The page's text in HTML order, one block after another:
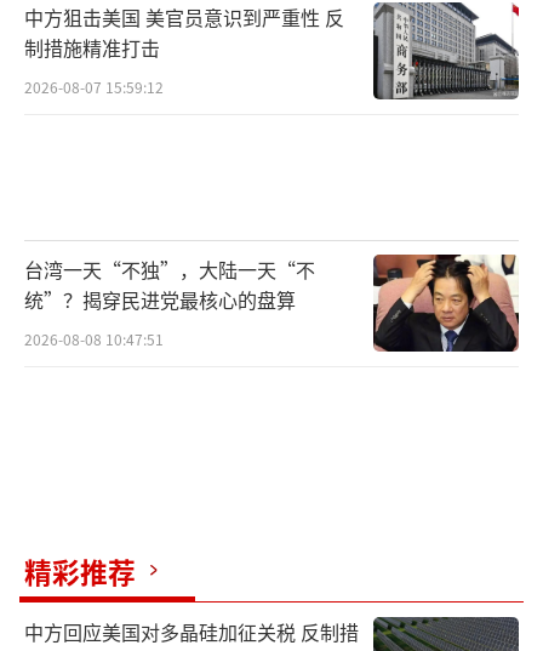
中方狙击美国 美官员意识到严重性 反
制措施精准打击
2026-08-07 15:59:12
台湾一天“不独”，大陆一天“不
统”？揭穿民进党最核心的盘算
2026-08-08 10:47:51
精彩推荐
中方回应美国对多晶硅加征关税 反制措